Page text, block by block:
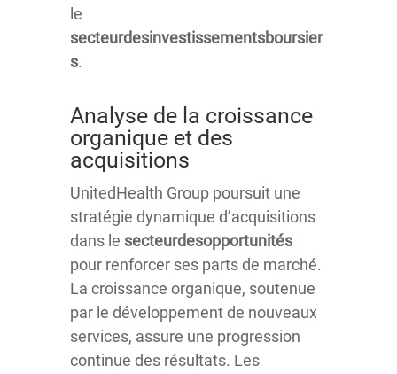
le
secteurdesinvestissementsboursier
s.
Analyse de la croissance
organique et des
acquisitions
UnitedHealth Group poursuit une
stratégie dynamique d’acquisitions
dans le secteurdesopportunités
pour renforcer ses parts de marché.
La croissance organique, soutenue
par le développement de nouveaux
services, assure une progression
continue des résultats. Les